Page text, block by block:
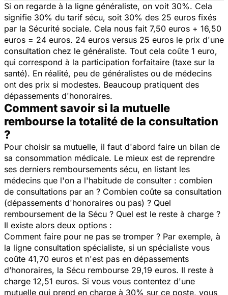
Si on regarde à la ligne généraliste, on voit 30%. Cela
signifie 30% du tarif sécu, soit 30% des 25 euros fixés
par la Sécurité sociale. Cela nous fait 7,50 euros + 16,50
euros = 24 euros. 24 euros versus 25 euros le prix d'une
consultation chez le généraliste. Tout cela coûte 1 euro,
qui correspond à la participation forfaitaire (taxe sur la
santé). En réalité, peu de généralistes ou de médecins
ont des prix si modestes. Beaucoup pratiquent des
dépassements d'honoraires.
Comment savoir si la mutuelle
rembourse la totalité de la consultation
?
Pour choisir sa mutuelle, il faut d'abord faire un bilan de
sa consommation médicale. Le mieux est de reprendre
ses derniers remboursements sécu, en listant les
médecins que l'on a l'habitude de consulter : combien
de consultations par an ? Combien coûte sa consultation
(dépassements d'honoraires ou pas) ? Quel
remboursement de la Sécu ? Quel est le reste à charge ?
Il existe alors deux options :
Comment faire pour ne pas se tromper ? Par exemple, à
la ligne consultation spécialiste, si un spécialiste vous
coûte 41,70 euros et n'est pas en dépassements
d’honoraires, la Sécu rembourse 29,19 euros. Il reste à
charge 12,51 euros. Si vous vous contentez d'une
mutuelle qui prend en charge à 30% sur ce poste, vous